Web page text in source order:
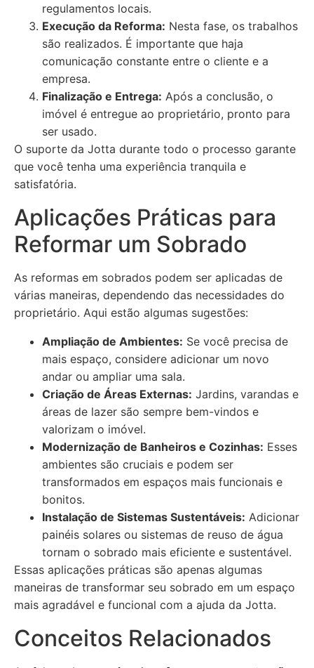
regulamentos locais.
Execução da Reforma: Nesta fase, os trabalhos
são realizados. É importante que haja
comunicação constante entre o cliente e a
empresa.
Finalização e Entrega: Após a conclusão, o
imóvel é entregue ao proprietário, pronto para
ser usado.
O suporte da Jotta durante todo o processo garante
que você tenha uma experiência tranquila e
satisfatória.
Aplicações Práticas para
Reformar um Sobrado
As reformas em sobrados podem ser aplicadas de
várias maneiras, dependendo das necessidades do
proprietário. Aqui estão algumas sugestões:
Ampliação de Ambientes: Se você precisa de
mais espaço, considere adicionar um novo
andar ou ampliar uma sala.
Criação de Áreas Externas: Jardins, varandas e
áreas de lazer são sempre bem-vindos e
valorizam o imóvel.
Modernização de Banheiros e Cozinhas: Esses
ambientes são cruciais e podem ser
transformados em espaços mais funcionais e
bonitos.
Instalação de Sistemas Sustentáveis: Adicionar
painéis solares ou sistemas de reuso de água
tornam o sobrado mais eficiente e sustentável.
Essas aplicações práticas são apenas algumas
maneiras de transformar seu sobrado em um espaço
mais agradável e funcional com a ajuda da Jotta.
Conceitos Relacionados